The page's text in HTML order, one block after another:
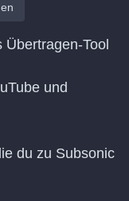
Tool
und
du zu Subsonic